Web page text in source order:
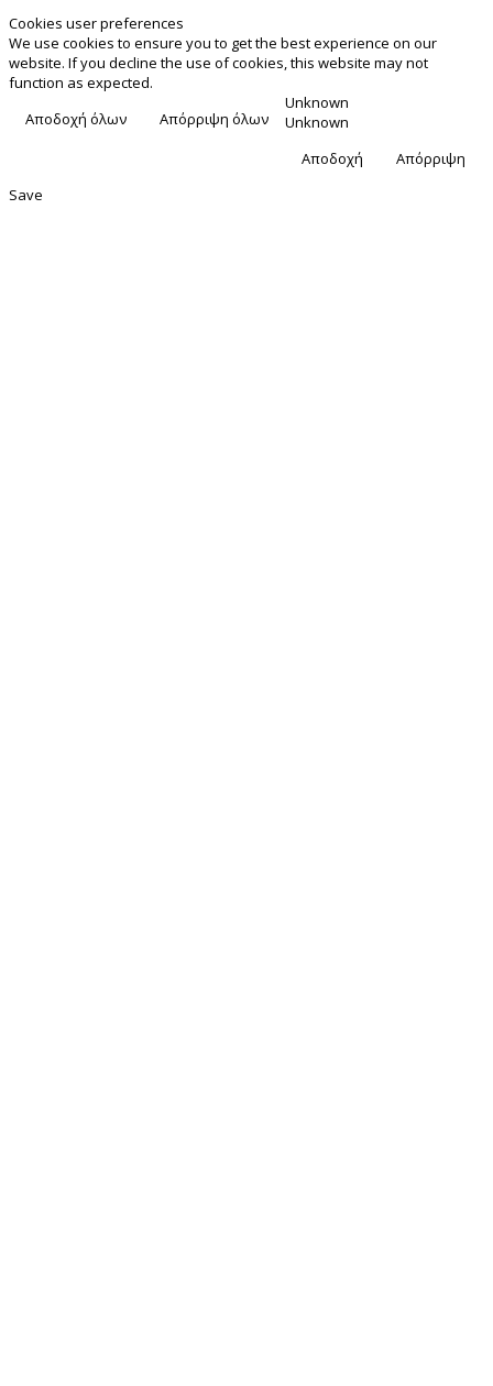
Cookies user preferences
We use cookies to ensure you to get the best experience on our
website. If you decline the use of cookies, this website may not
function as expected.
Αποδοχή όλων
Απόρριψη όλων
Unknown
Unknown
Αποδοχή
Απόρριψη
Save